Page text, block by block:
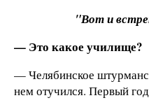
"Вот и
— Это какое училище?
— Челябинское
нем отучился. Первый